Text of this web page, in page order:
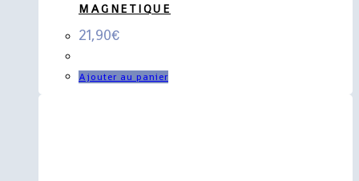
MAGNETIQUE
21,90€
Ajouter au panier